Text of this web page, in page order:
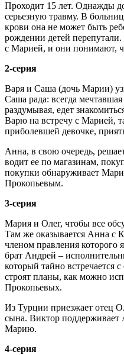
Проходит 15 лет. Однажды
серьезную травму. В
крови она не может быть
рождении детей перепутали.
с Марией, и они понимают,
2-серия
Варя и Саша (дочь Марии)
Саша рада: всегда
раздумывая, едет
Варю на встречу с Марией,
приболевшей девочке,
Анна, в свою очередь,
водит ее по магазинам,
покупки обнаруживает
Прокопьевым.
3-серия
Мария и Олег, чтобы все
Там же оказывается Анна с
членом правления которого
брат Андрей –
который тайно встречается
строят планы, как можно
Прокопьевых.
Из Турции приезжает отец
сына. Виктор поддерживает
Марию.
4-серия